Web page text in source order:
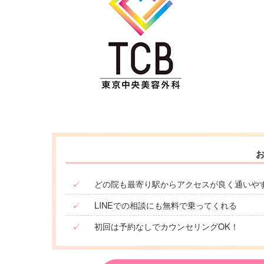
✓
どの院も最寄り駅からアクセスが良く通いや
✓
LINEでの相談にも無料で乗ってくれる
✓
初回は予約なしでカウンセリングOK！